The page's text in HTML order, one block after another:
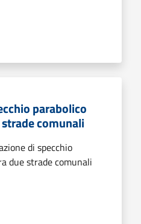
parabolico
comunali
di specchio
due strade comunali